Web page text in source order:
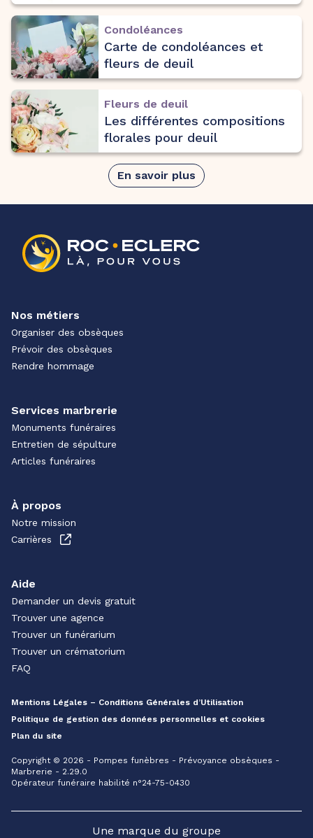
Condoléances
Carte de condoléances et
fleurs de deuil
Fleurs de deuil
Les différentes compositions
florales pour deuil
En savoir plus
Nos métiers
Organiser des obsèques
Prévoir des obsèques
Rendre hommage
Services marbrerie
Monuments funéraires
Entretien de sépulture
Articles funéraires
À propos
Notre mission
Carrières
Aide
Demander un devis gratuit
Trouver une agence
Trouver un funérarium
Trouver un crématorium
FAQ
Mentions Légales – Conditions Générales d’Utilisation
Politique de gestion des données personnelles et cookies
Plan du site
Copyright © 2026 - Pompes funèbres - Prévoyance obsèques -
Marbrerie - 2.29.0
Opérateur funéraire habilité n°24-75-0430
Une marque du groupe